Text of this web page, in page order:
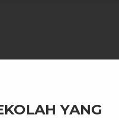
YANG